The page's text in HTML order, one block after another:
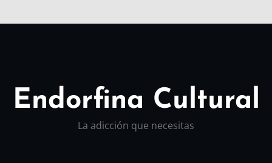
Endorfina Cultural
La adicción que necesitas